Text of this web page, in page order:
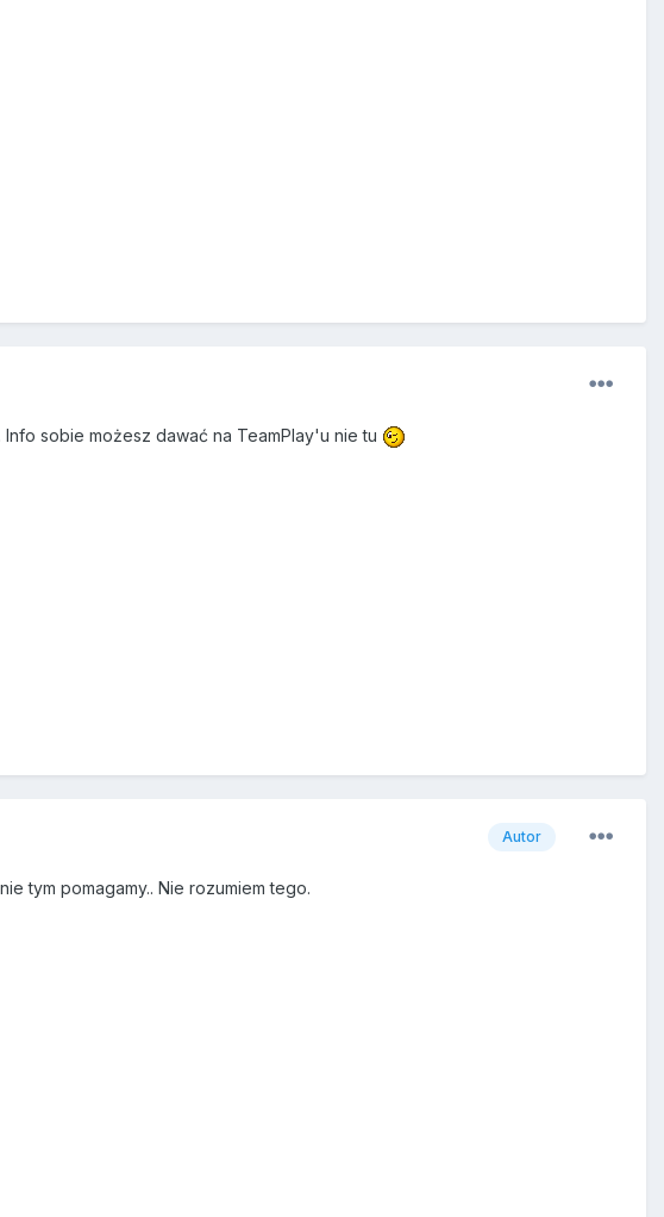
sobie możesz dawać na TeamPlay'u nie tu
Autor
tym pomagamy.. Nie rozumiem tego.